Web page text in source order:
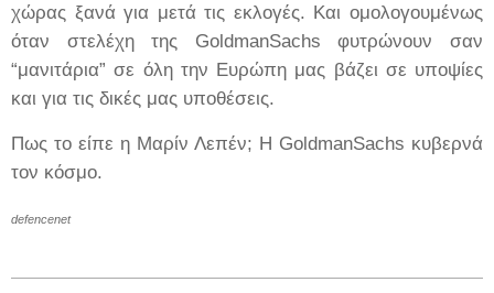
χώρας ξανά για μετά τις εκλογές. Και ομολογουμένως
όταν στελέχη της GoldmanSachs φυτρώνουν σαν
“μανιτάρια” σε όλη την Ευρώπη μας βάζει σε υποψίες
και για τις δικές μας υποθέσεις.
Πως το είπε η Μαρίν Λεπέν; Η GoldmanSachs κυβερνά
τον κόσμο.
defencenet